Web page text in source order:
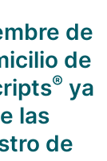
de
de
® ya
las
de